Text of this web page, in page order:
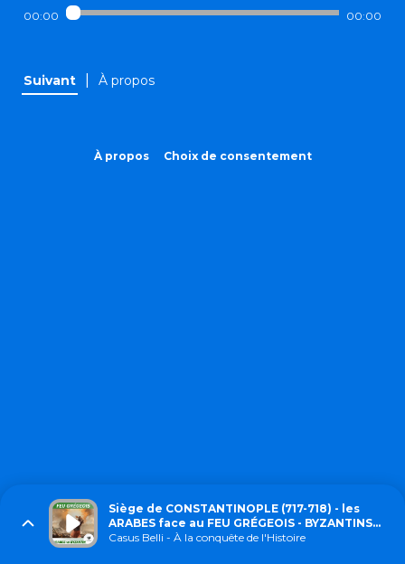
00:00 00:00
Suivant À propos
À propos Choix de consentement
Siège de CONSTANTINOPLE (717-718) - les
ARABES face au FEU GRÉGEOIS - BYZANTINS
vs ARABES
Casus Belli - À la conquête de l'Histoire